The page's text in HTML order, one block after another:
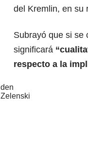
del Kremlin, en su
Subrayó que si se
significará
respecto a la